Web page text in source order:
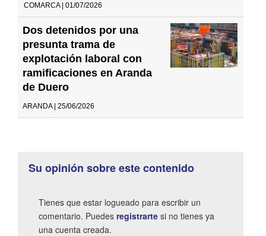
COMARCA | 01/07/2026
Dos detenidos por una
presunta trama de
explotación laboral con
ramificaciones en Aranda
de Duero
ARANDA | 25/06/2026
Su opinión sobre este contenido
Tienes que estar logueado para escribir un
comentario. Puedes registrarte si no tienes ya
una cuenta creada.